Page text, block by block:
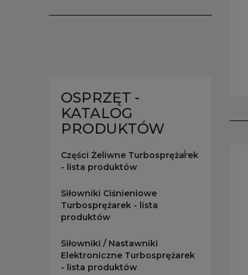
OSPRZĘT -
KATALOG
PRODUKTÓW
Części Żeliwne Turbosprężarek
- lista produktów

Siłowniki Ciśnieniowe
Turbosprężarek - lista
produktów
Siłowniki / Nastawniki
Elektroniczne Turbosprężarek
- lista produktów